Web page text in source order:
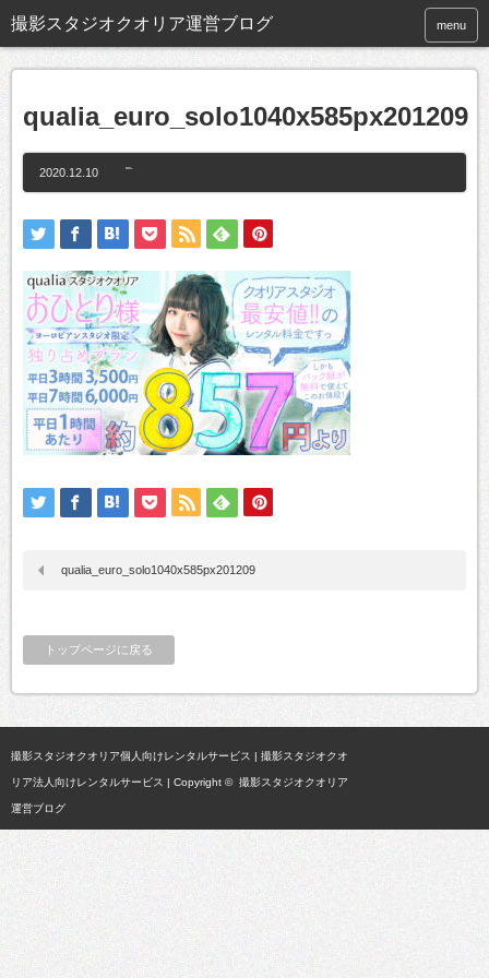
撮影スタジオクオリア運営ブログ menu
qualia_euro_solo1040x585px201209
2020.12.10
qualia_euro_solo1040x585px201209
トップページに戻る
撮影スタジオクオリア個人向けレンタルサービス | 撮影スタジオクオ
リア法人向けレンタルサービス | Copyright © 撮影スタジオクオリア
運営ブログ